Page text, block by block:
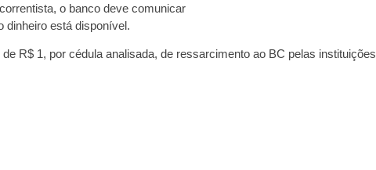
o banco deve comunicar
dinheiro está disponível.
R$ 1, por cédula analisada, de ressarcimento ao BC pelas instituições